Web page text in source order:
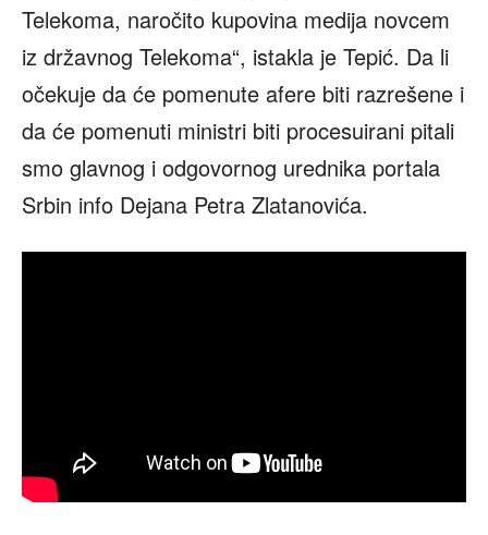
Telekoma, naročito kupovina medija novcem
iz državnog Telekoma“, istakla je Tepić. Da li
očekuje da će pomenute afere biti razrešene i
da će pomenuti ministri biti procesuirani pitali
smo glavnog i odgovornog urednika portala
Srbin info Dejana Petra Zlatanovića.